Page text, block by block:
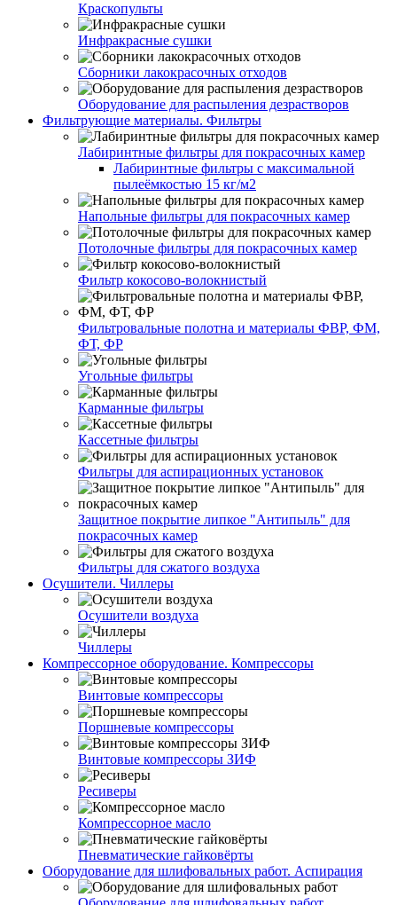
Краскопульты
Инфракрасные сушки
Сборники лакокрасочных отходов
Оборудование для распыления дезрастворов
Фильтрующие материалы. Фильтры
Лабиринтные фильтры для покрасочных камер
Лабиринтные фильтры с максимальной
пылеёмкостью 15 кг/м2
Напольные фильтры для покрасочных камер
Потолочные фильтры для покрасочных камер
Фильтр кокосово-волокнистый
Фильтровальные полотна и материалы ФВР, ФМ,
ФТ, ФР
Угольные фильтры
Карманные фильтры
Кассетные фильтры
Фильтры для аспирационных установок
Защитное покрытие липкое "Антипыль" для
покрасочных камер
Фильтры для сжатого воздуха
Осушители. Чиллеры
Осушители воздуха
Чиллеры
Компрессорное оборудование. Компрессоры
Винтовые компрессоры
Поршневые компрессоры
Винтовые компрессоры ЗИФ
Ресиверы
Компрессорное масло
Пневматические гайковёрты
Оборудование для шлифовальных работ. Аспирация